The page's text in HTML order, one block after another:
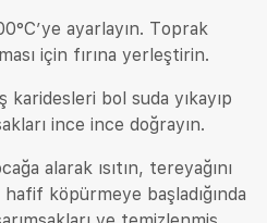
ayarlayın. Toprak
için fırına yerleştirin.
karidesleri bol suda yıkayıp
ince ince doğrayın.
alarak ısıtın, tereyağını
hafif köpürmeye başladığında